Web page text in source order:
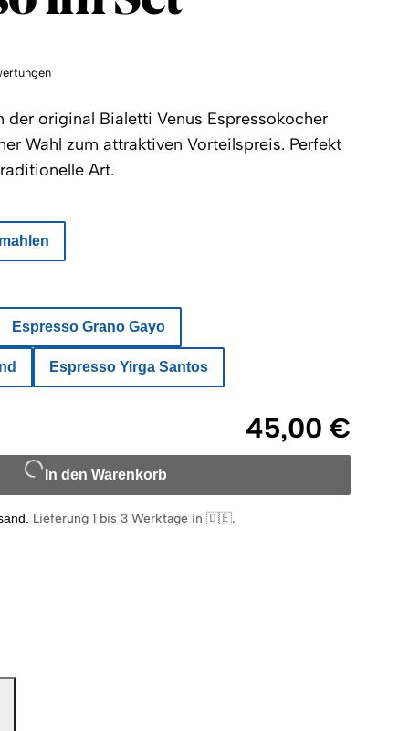
Espresso Grano Gayo
Espresso Yirga Santos
der original Bialetti Venus Espressokocher
Wahl zum attraktiven Vorteilspreis. Perfekt
Art.
45,00 €
In den Warenkorb
Lieferung 1 bis 3 Werktage in 🇩🇪.